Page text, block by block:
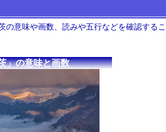
意味や画数、読みや五行などを確認する
」の意味と画数